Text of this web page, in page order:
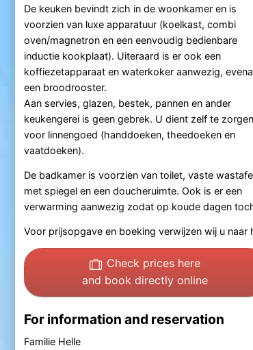
De keuken bevindt zich in de woonkamer en is
voorzien van luxe apparatuur (koelkast, combi
oven/magnetron en een eenvoudig bedienbare
inductie kookplaat). Uiteraard is er ook een
koffiezetapparaat en waterkoker aanwezig,
een broodrooster.
Aan servies, glazen, bestek, pannen en ander
keukengerei is geen gebrek. U dient zelf te zorgen
voor linnengoed (handdoeken, theedoeken en
vaatdoeken).
De badkamer is voorzien van toilet, vaste
met spiegel en een doucheruimte. Ook is er een
verwarming aanwezig zodat op koude dagen
Voor prijsopgave en boeking verwijzen wij u
Check prices here
and book directly online
For information and reservation
Familie Helle